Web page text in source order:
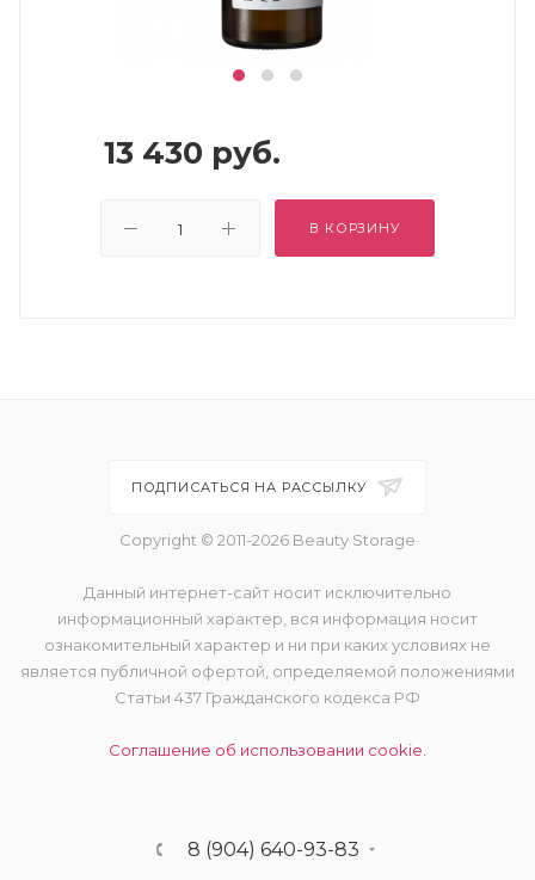
13 430 руб.
В КОРЗИНУ
ПОДПИСАТЬСЯ НА РАССЫЛКУ
Copyright © 2011-2026 Beauty Storage
Данный интернет-сайт носит исключительно
информационный характер, вся информация носит
ознакомительный характер и ни при каких условиях не
является публичной офертой, определяемой положениями
Статьи 437 Гражданского кодекса РФ
Соглашение об использовании cookie.
8 (904) 640-93-83